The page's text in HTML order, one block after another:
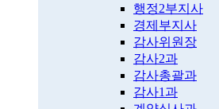
행정2부지사
경제부지사
감사위원장
감사2과
감사총괄과
감사1과